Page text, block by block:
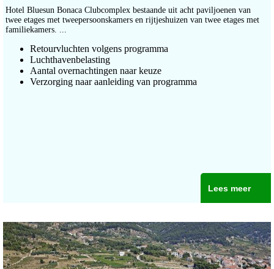
Hotel Bluesun Bonaca Clubcomplex bestaande uit acht paviljoenen van
twee etages met tweepersoonskamers en rijtjeshuizen van twee etages met
familiekamers. ...
Retourvluchten volgens programma
Luchthavenbelasting
Aantal overnachtingen naar keuze
Verzorging naar aanleiding van programma
Lees meer